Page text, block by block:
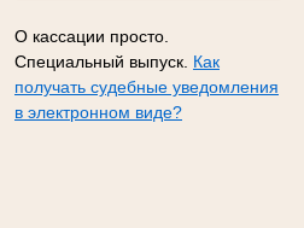
О кассации просто.
Специальный выпуск. Как
получать судебные уведомления
в электронном виде?